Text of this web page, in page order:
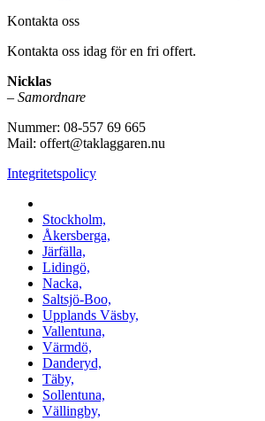
Kontakta oss
Kontakta oss idag för en fri offert.
Nicklas
– Samordnare
Nummer: 08-557 69 665
Mail: offert@taklaggaren.nu
Integritetspolicy
Stockholm,
Åkersberga,
Järfälla,
Lidingö,
Nacka,
Saltsjö-Boo,
Upplands Väsby,
Vallentuna,
Värmdö,
Danderyd,
Täby,
Sollentuna,
Vällingby,